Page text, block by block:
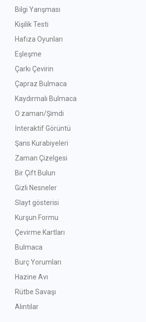
Bilgi Yarışması
Kişilik Testi
Hafıza Oyunları
Eşleşme
Çarkı Çevirin
Çapraz Bulmaca
Kaydırmalı Bulmaca
O zaman/Şimdi
İnteraktif Görüntü
Şans Kurabiyeleri
Zaman Çizelgesi
Bir Çift Bulun
Gizli Nesneler
Slayt gösterisi
Kurşun Formu
Çevirme Kartları
Bulmaca
Burç Yorumları
Hazine Avı
Rütbe Savaşı
Alıntılar